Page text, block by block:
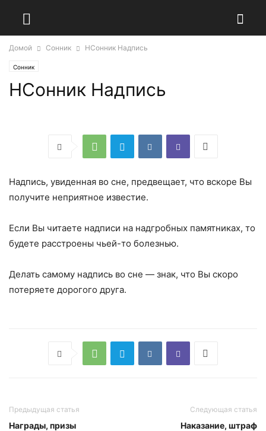
Домой Сонник НСонник Надпись
Сонник
НСонник Надпись
Надпись, увиденная во сне, предвещает, что вскоре Вы
получите неприятное известие.
Если Вы читаете надписи на надгробных памятниках, то
будете расстроены чьей-то болезнью.
Делать самому надпись во сне — знак, что Вы скоро
потеряете дорогого друга.
Предыдущая статья
Награды, призы
Следующая статья
Наказание, штраф